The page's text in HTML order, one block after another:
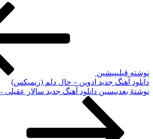
نوشته قبلیپیشین
دانلود آهنگ جدید ادوین – حال دلم (ریمیکس)
نوشته‌ٔ بعدیپسین دانلود آهنگ جدید سالار